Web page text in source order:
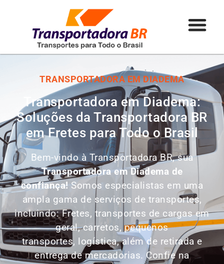
TRANSPORTADORA EM DIADEMA
Transportadora em Diadema:
Soluções da Transportadora BR
em Fretes para Todo o Brasil
Bem-vindo à Transportadora BR, sua
Transportadora em Diadema de
confiança! Somos especialistas em uma
ampla gama de serviços de transportes,
incluindo: Fretes, transportes de cargas em
geral, carretos, pequenos
transportes, logística, além de retirada e
entrega de mercadorias. Confie na